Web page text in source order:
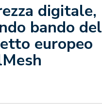
digitale,
bando del
europeo